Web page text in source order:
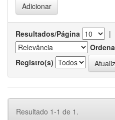
Resultados/Página |
Registro(s)
Resultado 1-1 de 1.